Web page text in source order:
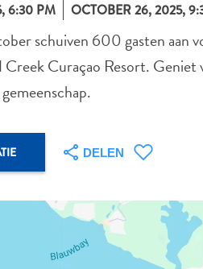
6:30 PM OCTOBER 26, 2025,
schuiven 600 gasten aan
Creek Curaçao Resort.
DELEN
later nog eens te bekijken, klik op